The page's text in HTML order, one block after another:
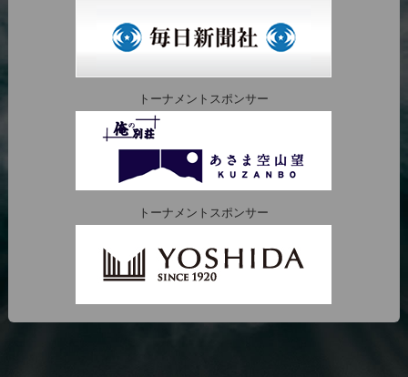
トーナメントスポンサー
トーナメントスポンサー